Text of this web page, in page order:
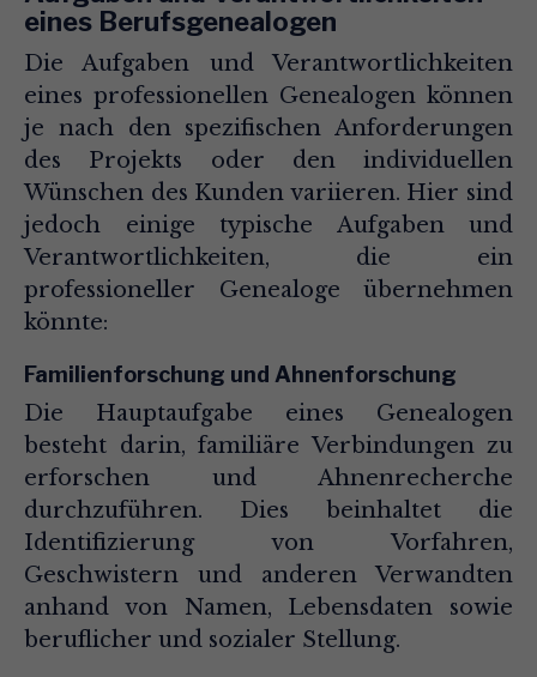
eines Berufsgenealogen
Die Aufgaben und Verantwortlichkeiten
eines professionellen Genealogen können
je nach den spezifischen Anforderungen
des Projekts oder den individuellen
Wünschen des Kunden variieren. Hier sind
jedoch einige typische Aufgaben und
Verantwortlichkeiten, die ein
professioneller Genealoge übernehmen
könnte:
Familienforschung und Ahnenforschung
Die Hauptaufgabe eines Genealogen
besteht darin, familiäre Verbindungen zu
erforschen und Ahnenrecherche
durchzuführen. Dies beinhaltet die
Identifizierung von Vorfahren,
Geschwistern und anderen Verwandten
anhand von Namen, Lebensdaten sowie
beruflicher und sozialer Stellung.